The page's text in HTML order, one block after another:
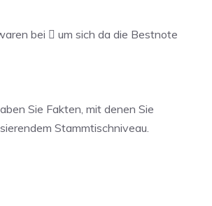
bei  um sich da die Bestnote
Sie Fakten, mit denen Sie
Stammtischniveau.